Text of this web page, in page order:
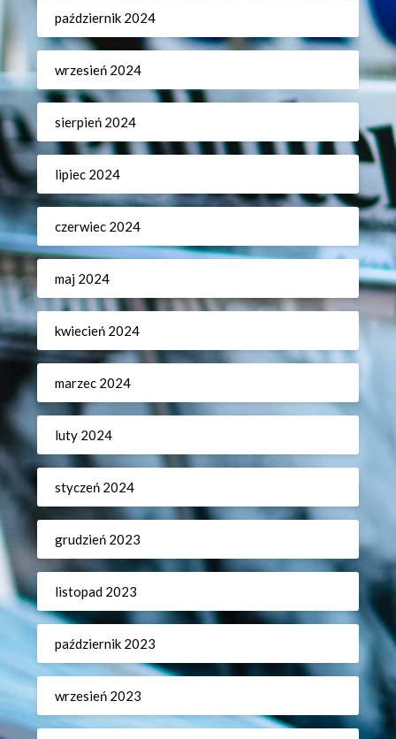
październik 2024
wrzesień 2024
sierpień 2024
lipiec 2024
czerwiec 2024
maj 2024
kwiecień 2024
marzec 2024
luty 2024
styczeń 2024
grudzień 2023
listopad 2023
październik 2023
wrzesień 2023